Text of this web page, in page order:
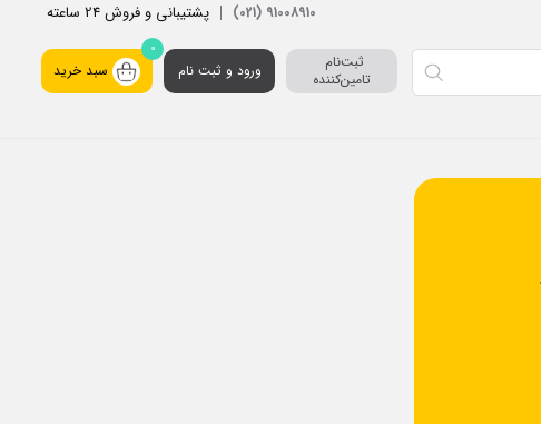
91008910 (021) پشتیبانی و فروش 24 ساعته
تامین‌کننده
ورود و ثبت نام
0
سبد خرید